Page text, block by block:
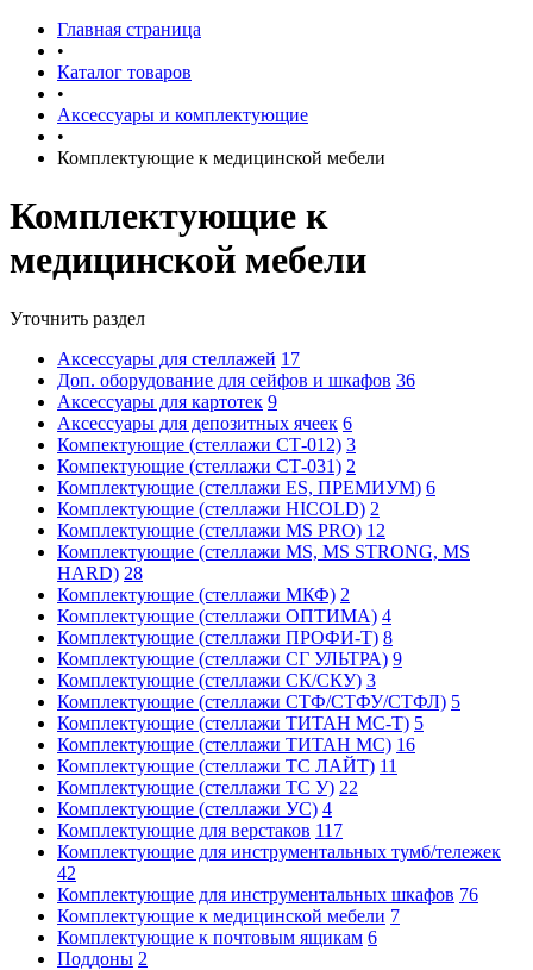
Главная страница
•
Каталог товаров
•
Аксессуары и комплектующие
•
Комплектующие к медицинской мебели
Комплектующие к
медицинской мебели
Уточнить раздел
Аксессуары для стеллажей 17
Доп. оборудование для сейфов и шкафов 36
Аксессуары для картотек 9
Аксессуары для депозитных ячеек 6
Компектующие (стеллажи СТ-012) 3
Компектующие (стеллажи СТ-031) 2
Комплектующие (стеллажи ES, ПРЕМИУМ) 6
Комплектующие (стеллажи HICOLD) 2
Комплектующие (стеллажи MS PRO) 12
Комплектующие (стеллажи MS, MS STRONG, MS
HARD) 28
Комплектующие (стеллажи МКФ) 2
Комплектующие (стеллажи ОПТИМА) 4
Комплектующие (стеллажи ПРОФИ-Т) 8
Комплектующие (стеллажи СГ УЛЬТРА) 9
Комплектующие (стеллажи СК/СКУ) 3
Комплектующие (стеллажи СТФ/СТФУ/СТФЛ) 5
Комплектующие (стеллажи ТИТАН МС-Т) 5
Комплектующие (стеллажи ТИТАН МС) 16
Комплектующие (стеллажи ТС ЛАЙТ) 11
Комплектующие (стеллажи ТС У) 22
Комплектующие (стеллажи УС) 4
Комплектующие для верстаков 117
Комплектующие для инструментальных тумб/тележек
42
Комплектующие для инструментальных шкафов 76
Комплектующие к медицинской мебели 7
Комплектующие к почтовым ящикам 6
Поддоны 2